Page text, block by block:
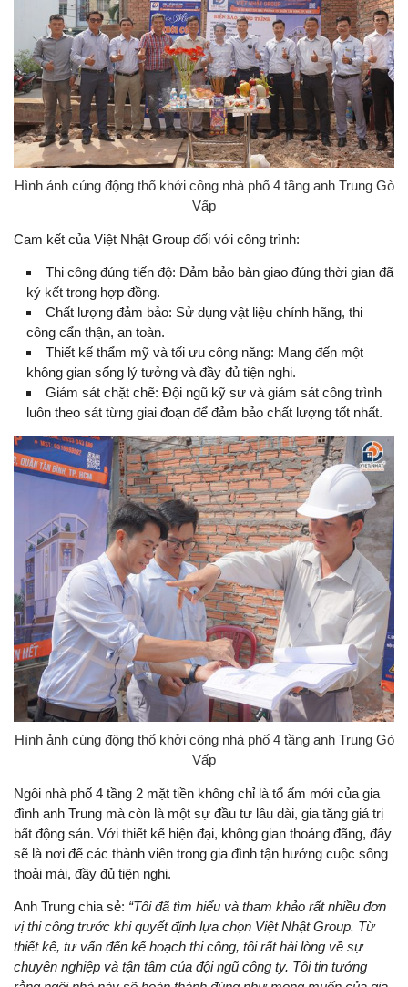
Hình ảnh cúng động thổ khởi công nhà phố 4 tầng anh Trung Gò
Vấp
Cam kết của Việt Nhật Group đối với công trình:
Thi công đúng tiến độ: Đảm bảo bàn giao đúng thời gian đã
ký kết trong hợp đồng.
Chất lượng đảm bảo: Sử dụng vật liệu chính hãng, thi
công cẩn thận, an toàn.
Thiết kế thẩm mỹ và tối ưu công năng: Mang đến một
không gian sống lý tưởng và đầy đủ tiện nghi.
Giám sát chặt chẽ: Đội ngũ kỹ sư và giám sát công trình
luôn theo sát từng giai đoạn để đảm bảo chất lượng tốt nhất.
Hình ảnh cúng động thổ khởi công nhà phố 4 tầng anh Trung Gò
Vấp
Ngôi nhà phố 4 tầng 2 mặt tiền không chỉ là tổ ấm mới của gia
đình anh Trung mà còn là một sự đầu tư lâu dài, gia tăng giá trị
bất động sản. Với thiết kế hiện đại, không gian thoáng đãng, đây
sẽ là nơi để các thành viên trong gia đình tận hưởng cuộc sống
thoải mái, đầy đủ tiện nghi.
Anh Trung chia sẻ: “Tôi đã tìm hiểu và tham khảo rất nhiều đơn
vị thi công trước khi quyết định lựa chọn Việt Nhật Group. Từ
thiết kế, tư vấn đến kế hoạch thi công, tôi rất hài lòng về sự
chuyên nghiệp và tận tâm của đội ngũ công ty. Tôi tin tưởng